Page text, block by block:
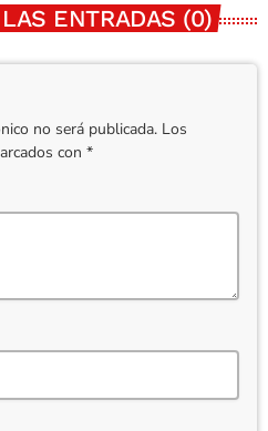
ENTRADAS (0)
no será publicada. Los
con *